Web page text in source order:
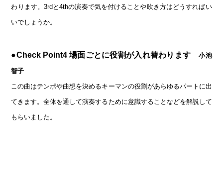
わります。3rdと4thの演奏で気を付けることや吹き方はどうすればい
いでしょうか。
●Check Point4場面ごとに役割が入れ替わります小池
智子
この曲はテンポや曲想を決めるキーマンの役割があらゆるパートに出
てきます。全体を通して演奏するために意識することなどを解説して
もらいました。